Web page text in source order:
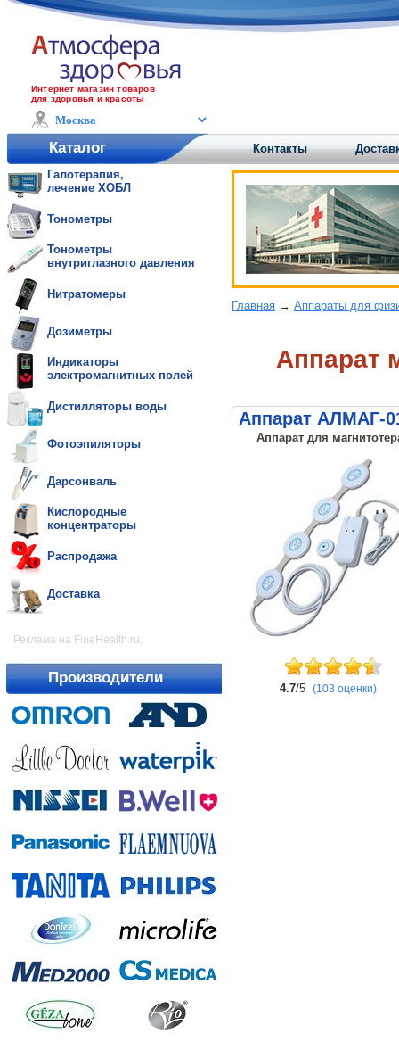
Интернет магазин товаров
для здоровья и красоты
Каталог Контакты
Галотерапия,
лечение ХОБЛ
Тонометры
Тонометры
внутриглазного давления
Нитратомеры
Дозиметры
Индикаторы
электромагнитных полей
Дистилляторы воды
Фотоэпиляторы
Дарсонваль
Кислородные
концентраторы
Распродажа
Доставка
Реклама на FineHealth.ru:
Производители
Главная → Аппараты для
Аппарат
Аппарат АЛМАГ-
Аппарат для
4.7/5 (103 оценки)